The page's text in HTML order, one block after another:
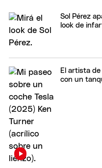
Sol Pérez
look de
El artista
con un